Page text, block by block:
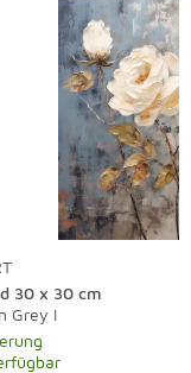
30 x 30 cm
Grey I